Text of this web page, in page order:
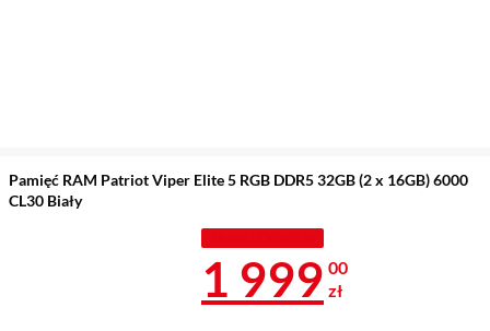
Pamięć RAM Patriot Viper Elite 5 RGB DDR5 32GB (2 x 16GB) 6000
CL30 Biały
Cena 1 999 zł
1 999 00
zł